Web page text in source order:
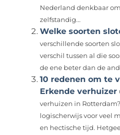
Nederland denkbaar
zelfstandig...
Welke soorten
verschillende soorten
verschil tussen al die
de ene beter dan de
10 redenen om te
Erkende verhuizer
verhuizen in
logischerwijs voor veel
en hectische tijd.